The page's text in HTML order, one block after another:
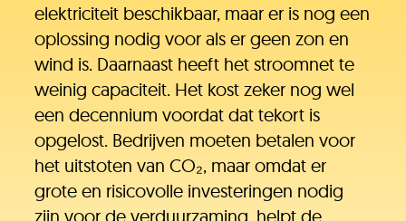
elektriciteit beschikbaar, maar er is nog een
oplossing nodig voor als er geen zon en
wind is. Daarnaast heeft het stroomnet te
weinig capaciteit. Het kost zeker nog wel
een decennium voordat dat tekort is
opgelost. Bedrijven moeten betalen voor
het uitstoten van CO₂, maar omdat er
grote en risicovolle investeringen nodig
zijn voor de verduurzaming, helpt de